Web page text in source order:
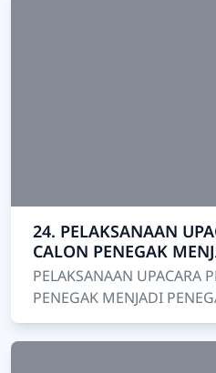
24. PELAKSANAAN
CALON PENEGAK
BANTARA
PELAKSANAAN UPACARA
PENEGAK MENJADI
Pelaksanaan upacara
menjadi Penegak